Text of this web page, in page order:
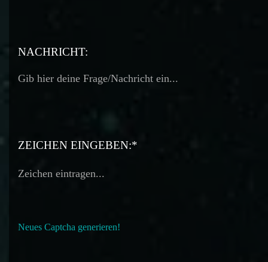
TELEFON:
NACHRICHT:
ZEICHEN EINGEBEN:*
Neues Captcha generieren!